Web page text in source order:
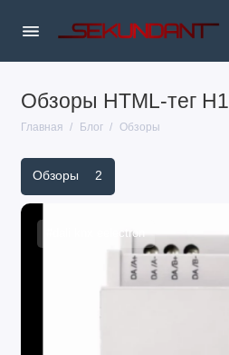
Обзоры HTML-тег H1
Главная Блог Обзоры
Обзоры 2
#dali knx eelectron